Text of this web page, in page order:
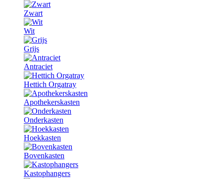
Zwart
Wit
Grijs
Antraciet
Hettich Orgatray
Apothekerskasten
Onderkasten
Hoekkasten
Bovenkasten
Kastophangers